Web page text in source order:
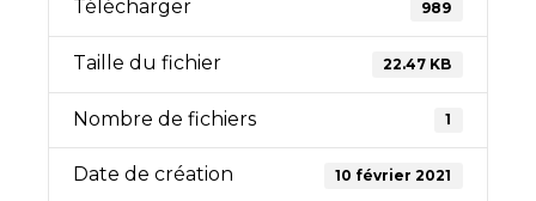
Télécharger 989
Taille du fichier 22.47 KB
Nombre de fichiers 1
Date de création 10 février 2021